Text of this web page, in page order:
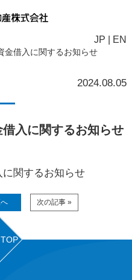
JP EN
金借入に関するお知らせ
2024.08.05
借入に関するお知らせ
に関するお知らせ
次の記事 »